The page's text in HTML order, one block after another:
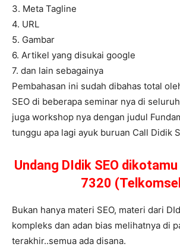
3. Meta Tagline
4. URL
5. Gambar
6. Artikel yang disukai google
7. dan lain sebagainya
Pembahasan ini sudah dibahas total
SEO di beberapa seminar nya di
juga workshop nya dengan judul
tunggu apa lagi ayuk buruan Call Didik
Undang DIdik SEO
7320
Bukan hanya materi SEO, materi dari
kompleks dan adan bias melihatnya di
terakhir..semua ada disana.